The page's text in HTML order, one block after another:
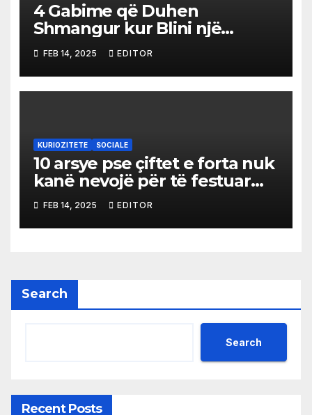
4 Gabime që Duhen
Shmangur kur Blini një
Buqetë me Lule
FEB 14, 2025 EDITOR
KURIOZITETE SOCIALE
10 arsye pse çiftet e forta nuk
kanë nevojë për të festuar
ditën e Shën Valentinit
FEB 14, 2025 EDITOR
Search
Search
Recent Posts